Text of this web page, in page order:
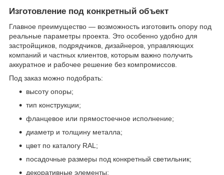
Изготовление под конкретный объект
Главное преимущество — возможность изготовить опору под
реальные параметры проекта. Это особенно удобно для
застройщиков, подрядчиков, дизайнеров, управляющих
компаний и частных клиентов, которым важно получить
аккуратное и рабочее решение без компромиссов.
Под заказ можно подобрать:
высоту опоры;
тип конструкции;
фланцевое или прямостоечное исполнение;
диаметр и толщину металла;
цвет по каталогу RAL;
посадочные размеры под конкретный светильник;
декоративные элементы;